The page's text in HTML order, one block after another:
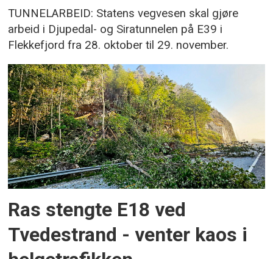
TUNNELARBEID: Statens vegvesen skal gjøre
arbeid i Djupedal- og Siratunnelen på E39 i
Flekkefjord fra 28. oktober til 29. november.
Ras stengte E18 ved
Tvedestrand - venter kaos i